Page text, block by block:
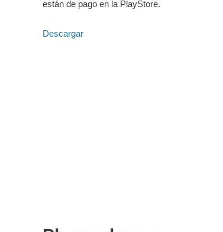
están de pago en la PlayStore.
Descargar